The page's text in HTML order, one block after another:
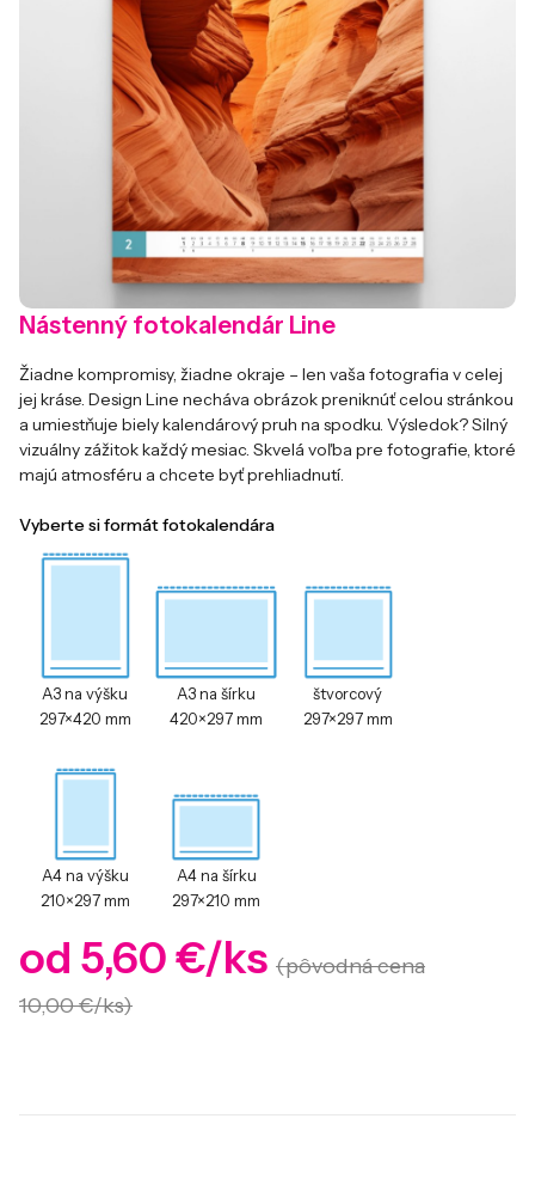
Nástenný fotokalendár Line
Žiadne kompromisy, žiadne okraje – len vaša fotografia v celej
jej kráse. Design Line necháva obrázok preniknúť celou stránkou
a umiestňuje biely kalendárový pruh na spodku. Výsledok? Silný
vizuálny zážitok každý mesiac. Skvelá voľba pre fotografie, ktoré
majú atmosféru a chcete byť prehliadnutí.
Vyberte si formát fotokalendára
A3 na výšku
297×420 mm
A3 na šírku
420×297 mm
štvorcový
297×297 mm
A4 na výšku
210×297 mm
A4 na šírku
297×210 mm
od 5,60 €/ks (pôvodná cena
10,00 €/ks)